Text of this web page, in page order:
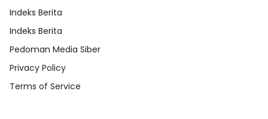
Indeks Berita
Indeks Berita
Pedoman Media Siber
Privacy Policy
Terms of Service